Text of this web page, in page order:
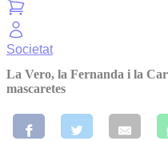
Societat
La Vero, la Fernanda i la
mascaretes